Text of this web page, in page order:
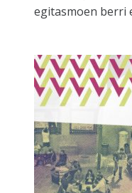
egitasmoen berri